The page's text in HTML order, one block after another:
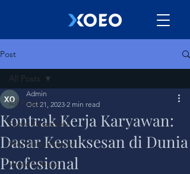
Post
All Posts
Event Organizer
Work Life Balance
Work Culture
All Posts
Kontrak Kerja Karyawan:
Dasar Kesuksesan di Dunia
Profesional
Admin
Oct 21, 2023 2 min read